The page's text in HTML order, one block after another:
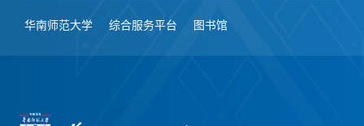
华南师范大学 综合服务平台 图书馆